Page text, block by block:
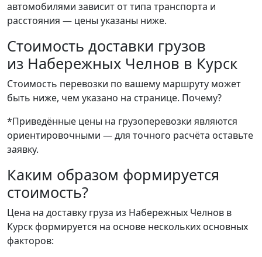
автомобилями зависит от типа транспорта и
расстояния — цены указаны ниже.
Стоимость доставки грузов
из Набережных Челнов в Курск
Стоимость перевозки по вашему маршруту может
быть ниже, чем указано на странице. Почему?
*Приведённые цены на грузоперевозки являются
ориентировочными — для точного расчёта оставьте
заявку.
Каким образом формируется
стоимость?
Цена на доставку груза из Набережных Челнов в
Курск формируется на основе нескольких основных
факторов: